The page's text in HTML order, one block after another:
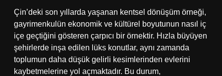
Çin’deki son yıllarda yaşanan kentsel dönüşüm örneği,
gayrimenkulün ekonomik ve kültürel boyutunun nasıl iç
içe geçtiğini gösteren çarpıcı bir örnektir. Hızla büyüyen
şehirlerde inşa edilen lüks konutlar, aynı zamanda
toplumun daha düşük gelirli kesimlerinden evlerini
kaybetmelerine yol açmaktadır. Bu durum,